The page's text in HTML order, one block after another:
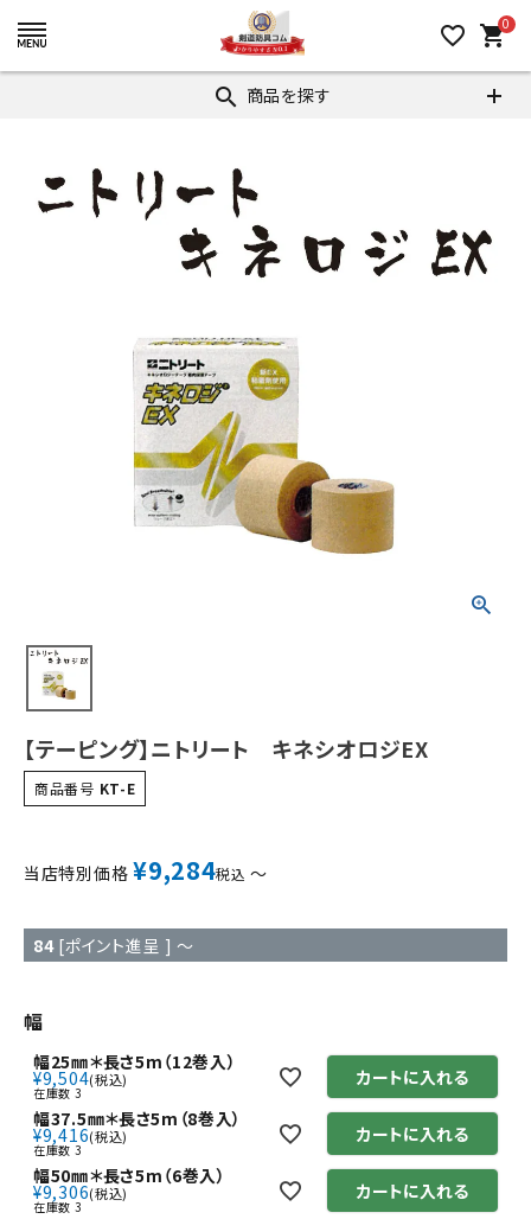
favorite_border 0
shopping_cart
search 商品を探す
【テーピング】ニトリート キネシオロジEX
商品番号 KT-E
当店特別価格 ¥9,284税込 〜
84 [ポイント進呈 ] 〜
幅
幅25㎜＊長さ5m（12巻入）
¥9,504 税込
在庫数 3
カートに入れる
幅37.5㎜＊長さ5m（8巻入）
¥9,416 税込
在庫数 3
カートに入れる
幅50㎜＊長さ5m（6巻入）
¥9,306 税込
在庫数 3
カートに入れる